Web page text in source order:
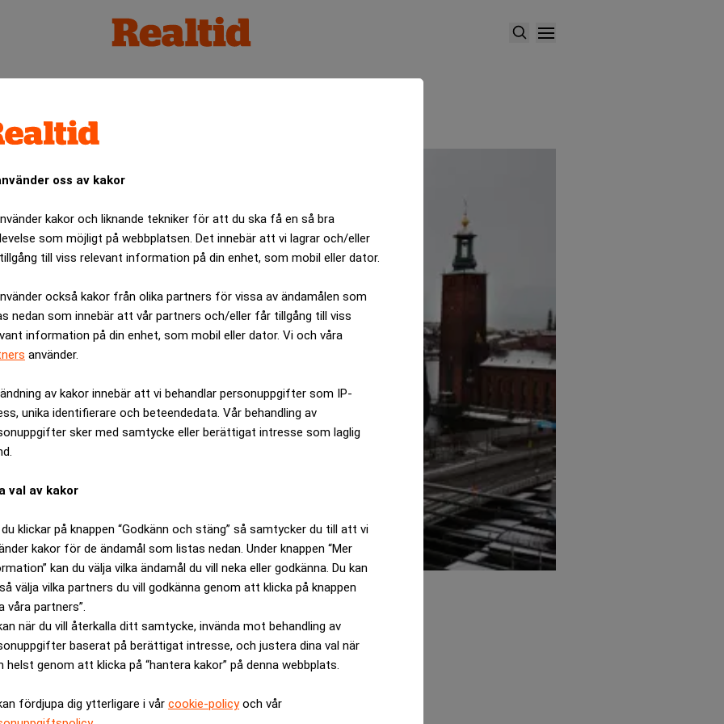
oss av kakor
kakor och liknande tekniker för att du ska få en så bra
som möjligt på webbplatsen. Det innebär att vi lagrar och/eller
till viss relevant information på din enhet, som mobil eller dator.
också kakor från olika partners för vissa av ändamålen som
nedan som innebär att vår partners och/eller får tillgång till viss
information på din enhet, som mobil eller dator. Vi och våra
använder.
av kakor innebär att vi behandlar personuppgifter som IP-
unika identifierare och beteendedata. Vår behandling av
sker med samtycke eller berättigat intresse som laglig
val av kakor
klickar på knappen “Godkänn och stäng” så samtycker du till att vi
kakor för de ändamål som listas nedan. Under knappen “Mer
kan du välja vilka ändamål du vill neka eller godkänna. Du kan
välja vilka partners du vill godkänna genom att klicka på knappen
våra partners”.
när du vill återkalla ditt samtycke, invända mot behandling av
baserat på berättigat intresse, och justera dina val när
helst genom att klicka på “hantera kakor” på denna webbplats.
fördjupa dig ytterligare i vår cookie-policyoch vår
och rivstartar med nytt kontor